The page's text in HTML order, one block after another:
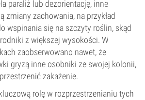
paraliż lub dezorientację, inne
zmiany zachowania, na przykład
wspinania się na szczyty roślin, skąd
z większej wysokości. W
zaobserwowano nawet, że
gryzą inne osobniki ze swojej kolonii,
zakażenie.
rolę w rozprzestrzenianiu tych